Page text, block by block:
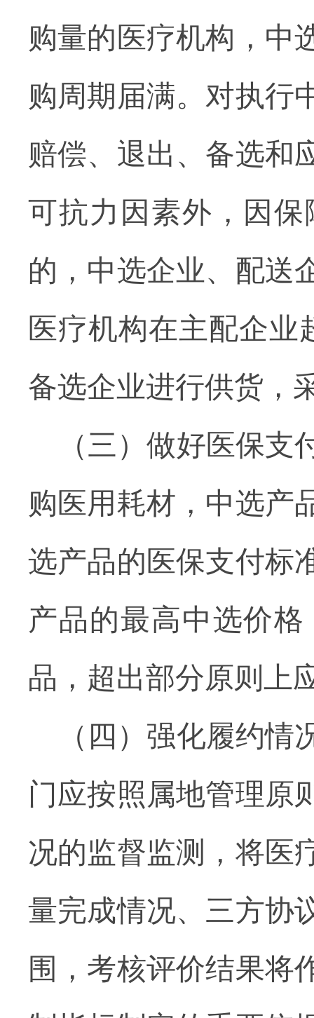
购量的 医疗机构，中
购周期届满。对执行
赔偿、退出、备选和
可抗力因素外，因
的，中选企业、配送
医疗机构在主配企业
备选企业进行供货 ，
（三）做好医保支
购医用耗材，中选产
选产品的医保支付标
产品的最高中选价
品，超出部分原则上
（四）强化履约情
门应按照属地管理原
况的监督监测，将医
量完成情况、 三方协
围 ， 考核评价结果将